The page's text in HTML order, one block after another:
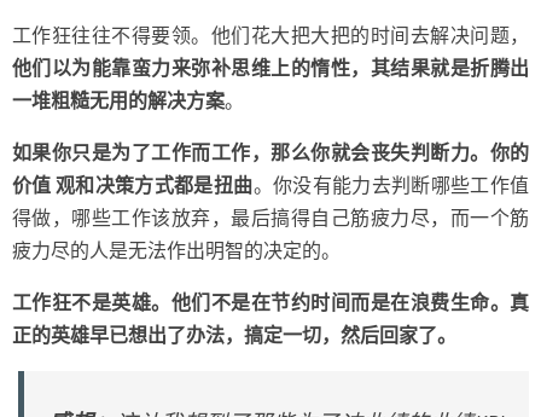
工作狂往往不得要领。他们花大把大把的时间去解决问题，
他们以为能靠蛮力来弥补思维上的惰性，其结果就是折腾出
一堆粗糙无用的解决方案。
如果你只是为了工作而工作，那么你就会丧失判断力。你的
价值 观和决策方式都是扭曲。你没有能力去判断哪些工作值
得做，哪些工作该放弃，最后搞得自己筋疲力尽，而一个筋
疲力尽的人是无法作出明智的决定的。
工作狂不是英雄。他们不是在节约时间而是在浪费生命。真
正的英雄早已想出了办法，搞定一切，然后回家了。